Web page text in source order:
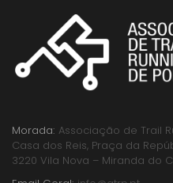
Morada: Associação de Trail
Casa dos Reis, Praça da
3220 Vila Nova – Miranda do